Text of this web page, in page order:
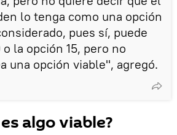
lo tenga como una opción
pues sí, puede
la opción 15, pero no
una opción viable", agregó.
algo viable?